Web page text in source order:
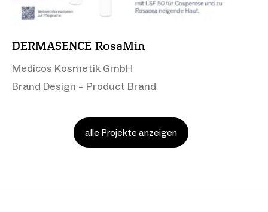
DERMASENCE RosaMin
Medicos Kosmetik GmbH
Brand Design – Product Brand
alle Projekte anzeigen